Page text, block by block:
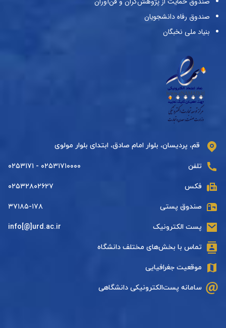
صندوق رفاه دانشجویان
بنیاد ملی نخبگان
قم، پردیسان، بلوار امام صادق، ابتدای بلوار مولوی
تلفن ۰۲۵۳۱۷۱۰۰۰۰ - ۰۲۵۳۱۷۱
فکس ۰۲۵۳۲۸۰۲۶۲۷
صندوق پستی ۳۷۱۸۵-۱۷۸
پست الکترونیک info[@]urd.ac.ir
تماس با بخش‌های مختلف دانشگاه
موقعیت جغرافیایی
سامانه پست‌الکترونیکی دانشگاهی